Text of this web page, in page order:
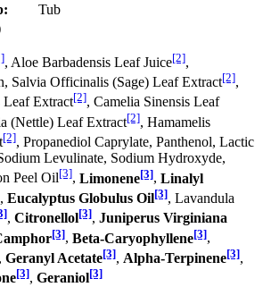
Tub
, Aloe Barbadensis Leaf Juice[2],
Salvia Officinalis (Sage) Leaf Extract[2],
Extract[2], Camelia Sinensis Leaf
(Nettle) Leaf Extract[2], Hamamelis
[2], Propanediol Caprylate, Panthenol, Lactic
Levulinate, Sodium Hydroxyde,
Peel Oil[3], Limonene[3], Linalyl
, Eucalyptus Globulus Oil[3], Lavandula
, Citronellol[3], Juniperus Virginiana
[3], Beta-Caryophyllene[3],
, Geranyl Acetate[3], Alpha-Terpinene[3],
[3], Geraniol[3]